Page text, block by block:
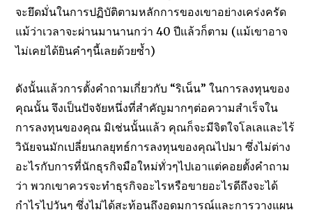
จะยึดมั่นในการปฏิบัติตามหลักการของเขาอย่างเคร่งครัด
แม้ว่าเวลาจะผ่านมานานกว่า 40 ปีแล้วก็ตาม (แม้เขาอาจ
ไม่เคยได้ยินคำๆนี้เลยด้วยซ้ำ)
ดังนั้นแล้วการตั้งคำถามเกี่ยวกับ “ริเน็น” ในการลงทุนของ
คุณนั้น จึงเป็นปัจจัยหนึ่งที่สำคัญมากๆต่อความสำเร็จใน
การลงทุนของคุณ มิเช่นนั้นแล้ว คุณก็จะมีจิตใจโลเลและไร้
วินัยจนมักเปลี่ยนกลยุทธ์การลงทุนของคุณไปมา ซึ่งไม่ต่าง
อะไรกับการที่นักธุรกิจมือใหม่ทั่วๆไปเอาแต่คอยตั้งคำถาม
ว่า พวกเขาควรจะทำธุรกิจอะไรหรือขายอะไรดีถึงจะได้
กำไรไปวันๆ ซึ่งไม่ได้สะท้อนถึงอุดมการณ์และการวางแผน